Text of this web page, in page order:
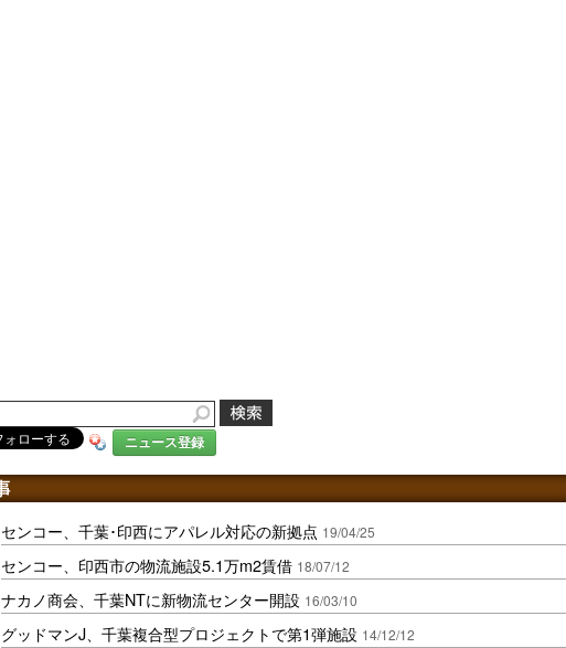
ニュース登録
センコー、千葉･印西にアパレル対応の新拠点 19/04/25
センコー、印西市の物流施設5.1万m2賃借 18/07/12
ナカノ商会、千葉NTに新物流センター開設 16/03/10
グッドマンJ、千葉複合型プロジェクトで第1弾施設 14/12/12